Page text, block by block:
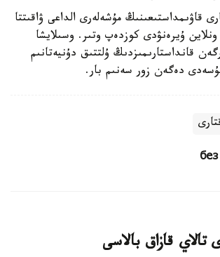
قاۋىمداستىعىنىڭ مۇشەلەرى الداعى ۋاقىتتا
ونلاين ۇيرەنۋدى كوزدەپ وتىر. وسىلايشا
قانداستارىمىزدىڭ ۇلتتىق دۇنيەتانىم
دەگەن زور سەنىم بار.
تالاي قازاق بالاسى